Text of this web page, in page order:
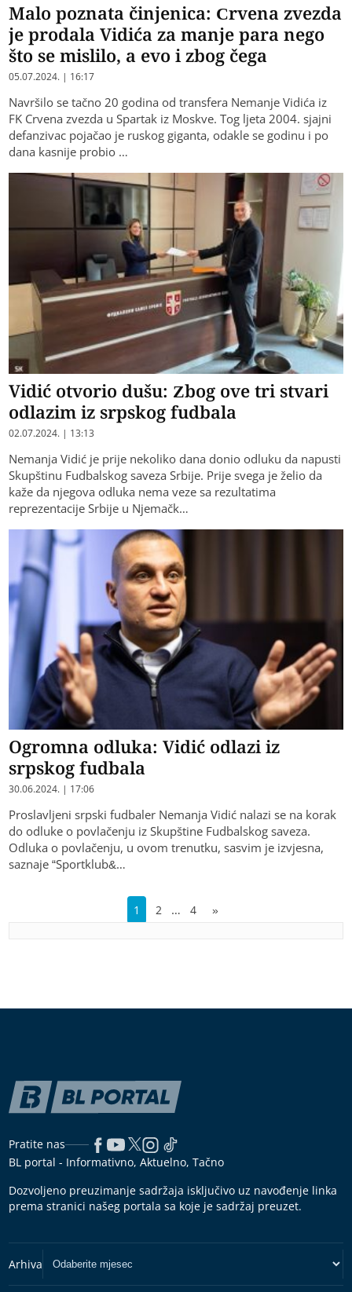
Malo poznata činjenica: Crvena zvezda
je prodala Vidića za manje para nego
što se mislilo, a evo i zbog čega
05.07.2024. | 16:17
Navršilo se tačno 20 godina od transfera Nemanje Vidića iz
FK Crvena zvezda u Spartak iz Moskve. Tog ljeta 2004. sjajni
defanzivac pojačao je ruskog giganta, odakle se godinu i po
dana kasnije probio …
Vidić otvorio dušu: Zbog ove tri stvari
odlazim iz srpskog fudbala
02.07.2024. | 13:13
Nemanja Vidić je prije nekoliko dana donio odluku da napusti
Skupštinu Fudbalskog saveza Srbije. Prije svega je želio da
kaže da njegova odluka nema veze sa rezultatima
reprezentacije Srbije u Njemačk…
Ogromna odluka: Vidić odlazi iz
srpskog fudbala
30.06.2024. | 17:06
Proslavljeni srpski fudbaler Nemanja Vidić nalazi se na korak
do odluke o povlačenju iz Skupštine Fudbalskog saveza.
Odluka o povlačenju, u ovom trenutku, sasvim je izvjesna,
saznaje “Sportklub&…
1 2 … 4 »
Pratite nas
BL portal - Informativno, Aktuelno, Tačno
Dozvoljeno preuzimanje sadržaja isključivo uz navođenje linka
prema stranici našeg portala sa koje je sadržaj preuzet.